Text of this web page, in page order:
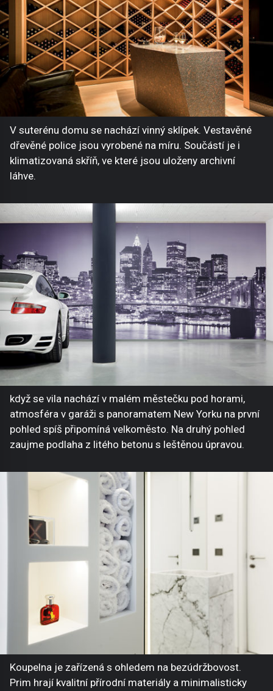
V suterénu domu se nachází vinný sklípek. Vestavěné
dřevěné police jsou vyrobené na míru. Součástí je i
klimatizovaná skříň, ve které jsou uloženy archivní
láhve.
když se vila nachází v malém městečku pod horami,
atmosféra v garáži s panoramatem New Yorku na první
pohled spíš připomíná velkoměsto. Na druhý pohled
zaujme podlaha z litého betonu s leštěnou úpravou.
Koupelna je zařízená s ohledem na bezúdržbovost.
Prim hrají kvalitní přírodní materiály a minimalisticky